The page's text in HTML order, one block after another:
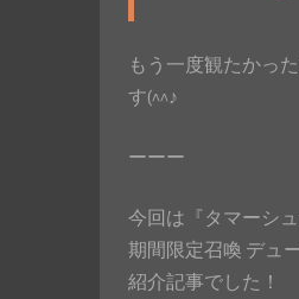
もう一度観たかっ
す(^^♪
ーーー
今回は『タマーシ
期間限定召喚 デュ
紹介記事でした！